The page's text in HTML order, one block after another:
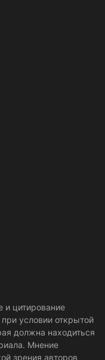
и цитирование
условии открытой
должна находиться
Мнение
зрения авторов